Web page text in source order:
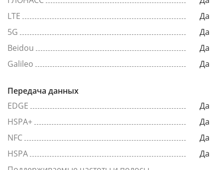
LTE
Да
5G
Да
Beidou
Да
Galileo
Да
Передача данных
EDGE
Да
HSPA+
Да
NFC
Да
HSPA
Да